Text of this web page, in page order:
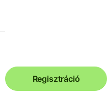
Regisztráció